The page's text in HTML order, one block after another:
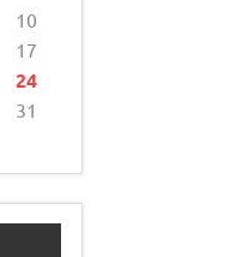
10
17
24
31